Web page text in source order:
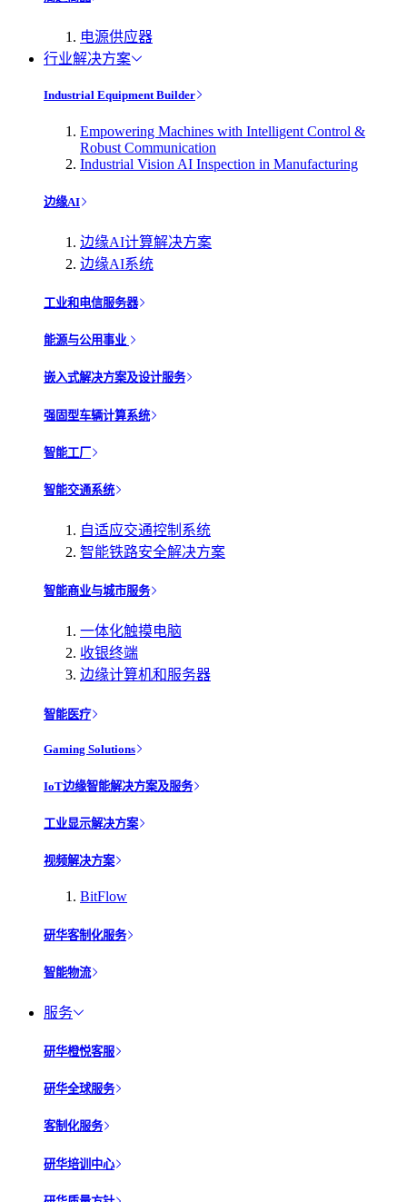
电源供应器
行业解决方案
Industrial Equipment Builder
Empowering Machines with Intelligent Control &
Robust Communication
Industrial Vision AI Inspection in Manufacturing
边缘AI
边缘AI计算解决方案
边缘AI系统
工业和电信服务器
能源与公用事业
嵌入式解决方案及设计服务
强固型车辆计算系统
智能工厂
智能交通系统
自适应交通控制系统
智能铁路安全解决方案
智能商业与城市服务
一体化触摸电脑
收银终端
边缘计算机和服务器
智能医疗
Gaming Solutions
IoT边缘智能解决方案及服务
工业显示解决方案
视频解决方案
BitFlow
研华客制化服务
智能物流
服务
研华橙悦客服
研华全球服务
客制化服务
研华培训中心